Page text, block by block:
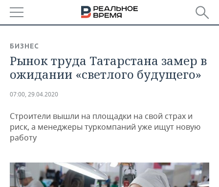
БАШКОРТОСТАН
ТАТАРСТАН
НОВОСТИ
АНАЛИТИКА
ДЕКЛАРАЦИИ О ДОХОДАХ
ВУЗЫ ТАТАРСТАНА
НОВОСТИ ЭКОНОМИКИ
БАНКИ
ПРОМЫШЛЕННОСТЬ
АГРОПРОМ
НОВОСТИ НЕДВИЖИМОСТИ
АВТО
БИЗНЕС
Рынок труда Татарстана замер в
ожидании «светлого будущего»
07:00, 29.04.2020
Строители вышли на площадки на свой страх и
риск, а менеджеры туркомпаний уже ищут новую
работу